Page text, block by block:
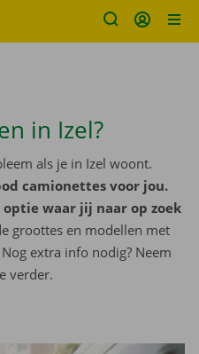
in Izel?
als je in Izel woont.
camionettes voor jou.
waar jij naar op zoek
groottes en modellen met
extra info nodig? Neem
verder.